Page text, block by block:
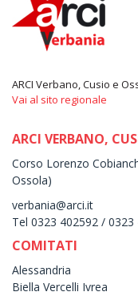
ARCI Verbano, Cusio e
Vai al sito regionale
ARCI VERBANO,
Corso Lorenzo
Ossola)
verbania@arci.it
Tel 0323 402592 / 0323
COMITATI
Alessandria
Biella Vercelli Ivrea